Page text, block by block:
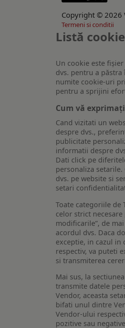
Copyright © 2026
Termeni si conditii
Listă
Un cookie este
dvs. pentru a
numite cookie-uri
pentru a sprijini
Cum vă
Cand vizitati un
despre dvs.,
publicitate
informatii despre
Dati click pe
personaliza
dvs. pe website si
setari
Toate categoriile de
celor strict
modificarile”, de
acordul dvs. Daca
exceptie, in cazul
respectiv, va puteti
si transmiterea
Mai sus, la
transmite datele
Vendor, aceasta
bifati unul dintre
Vendor-ului
pozitive sau